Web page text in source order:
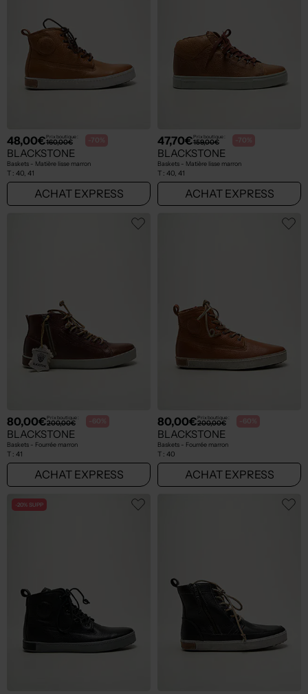
48,00€Prix boutique :
160,00€ -70%
BLACKSTONE
Baskets - Matière lisse marron
T : 40, 41
ACHAT EXPRESS
47,70€Prix boutique :
159,00€ -70%
BLACKSTONE
Baskets - Matière lisse marron
T : 40, 41
ACHAT EXPRESS
80,00€Prix boutique :
200,00€ -60%
BLACKSTONE
Baskets - Fourrée marron
T : 41
ACHAT EXPRESS
80,00€Prix boutique :
200,00€ -60%
BLACKSTONE
Baskets - Fourrée marron
T : 40
ACHAT EXPRESS
-20% SUPP